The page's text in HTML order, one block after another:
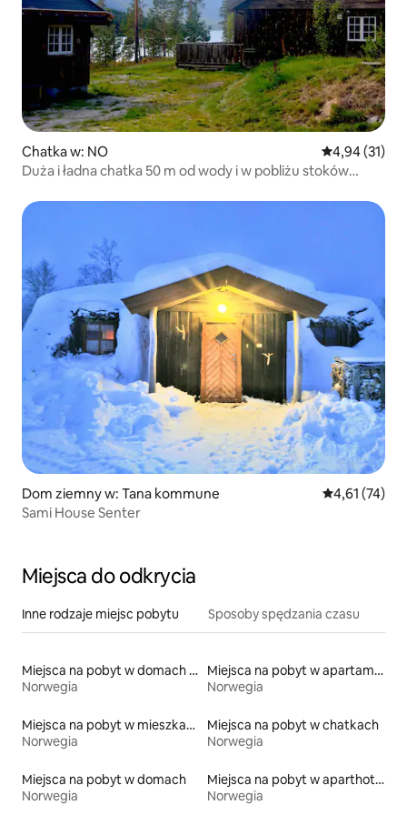
Chatka w: NO Średnia
4,94 (31)
Duża i ładna chatka 50 m od wody i w pobliżu stoków
Dom ziemny w: Tana kommune Średnia
4,61 (74)
Sami House Senter
Miejsca do odkrycia
Inne rodzaje miejsc pobytu Sposoby spędzania czasu
Miejsca na pobyt w domach kopułowych
Norwegia
Miejsca na pobyt w apartamentach z obsługą
Norwegia
Miejsca na pobyt w mieszkaniach
Norwegia
Miejsca na pobyt w chatkach
Norwegia
Miejsca na pobyt w domach
Norwegia
Miejsca na pobyt w aparthotelach
Norwegia